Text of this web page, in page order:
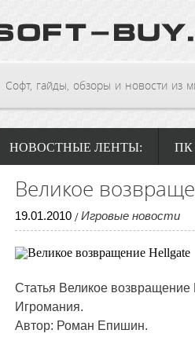
Софт, гайды, обзоры и новости из
НОВОСТНЫЕ ЛЕНТЫ: ПК
Великое
19.01.2010 / Игровые новости
Статья Великое
Игромания.
Автор: Роман Епишин.